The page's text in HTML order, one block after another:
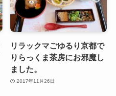
リラックマごゆるり京都で
りらっくま茶房にお邪魔し
ました。
2017年11月26日